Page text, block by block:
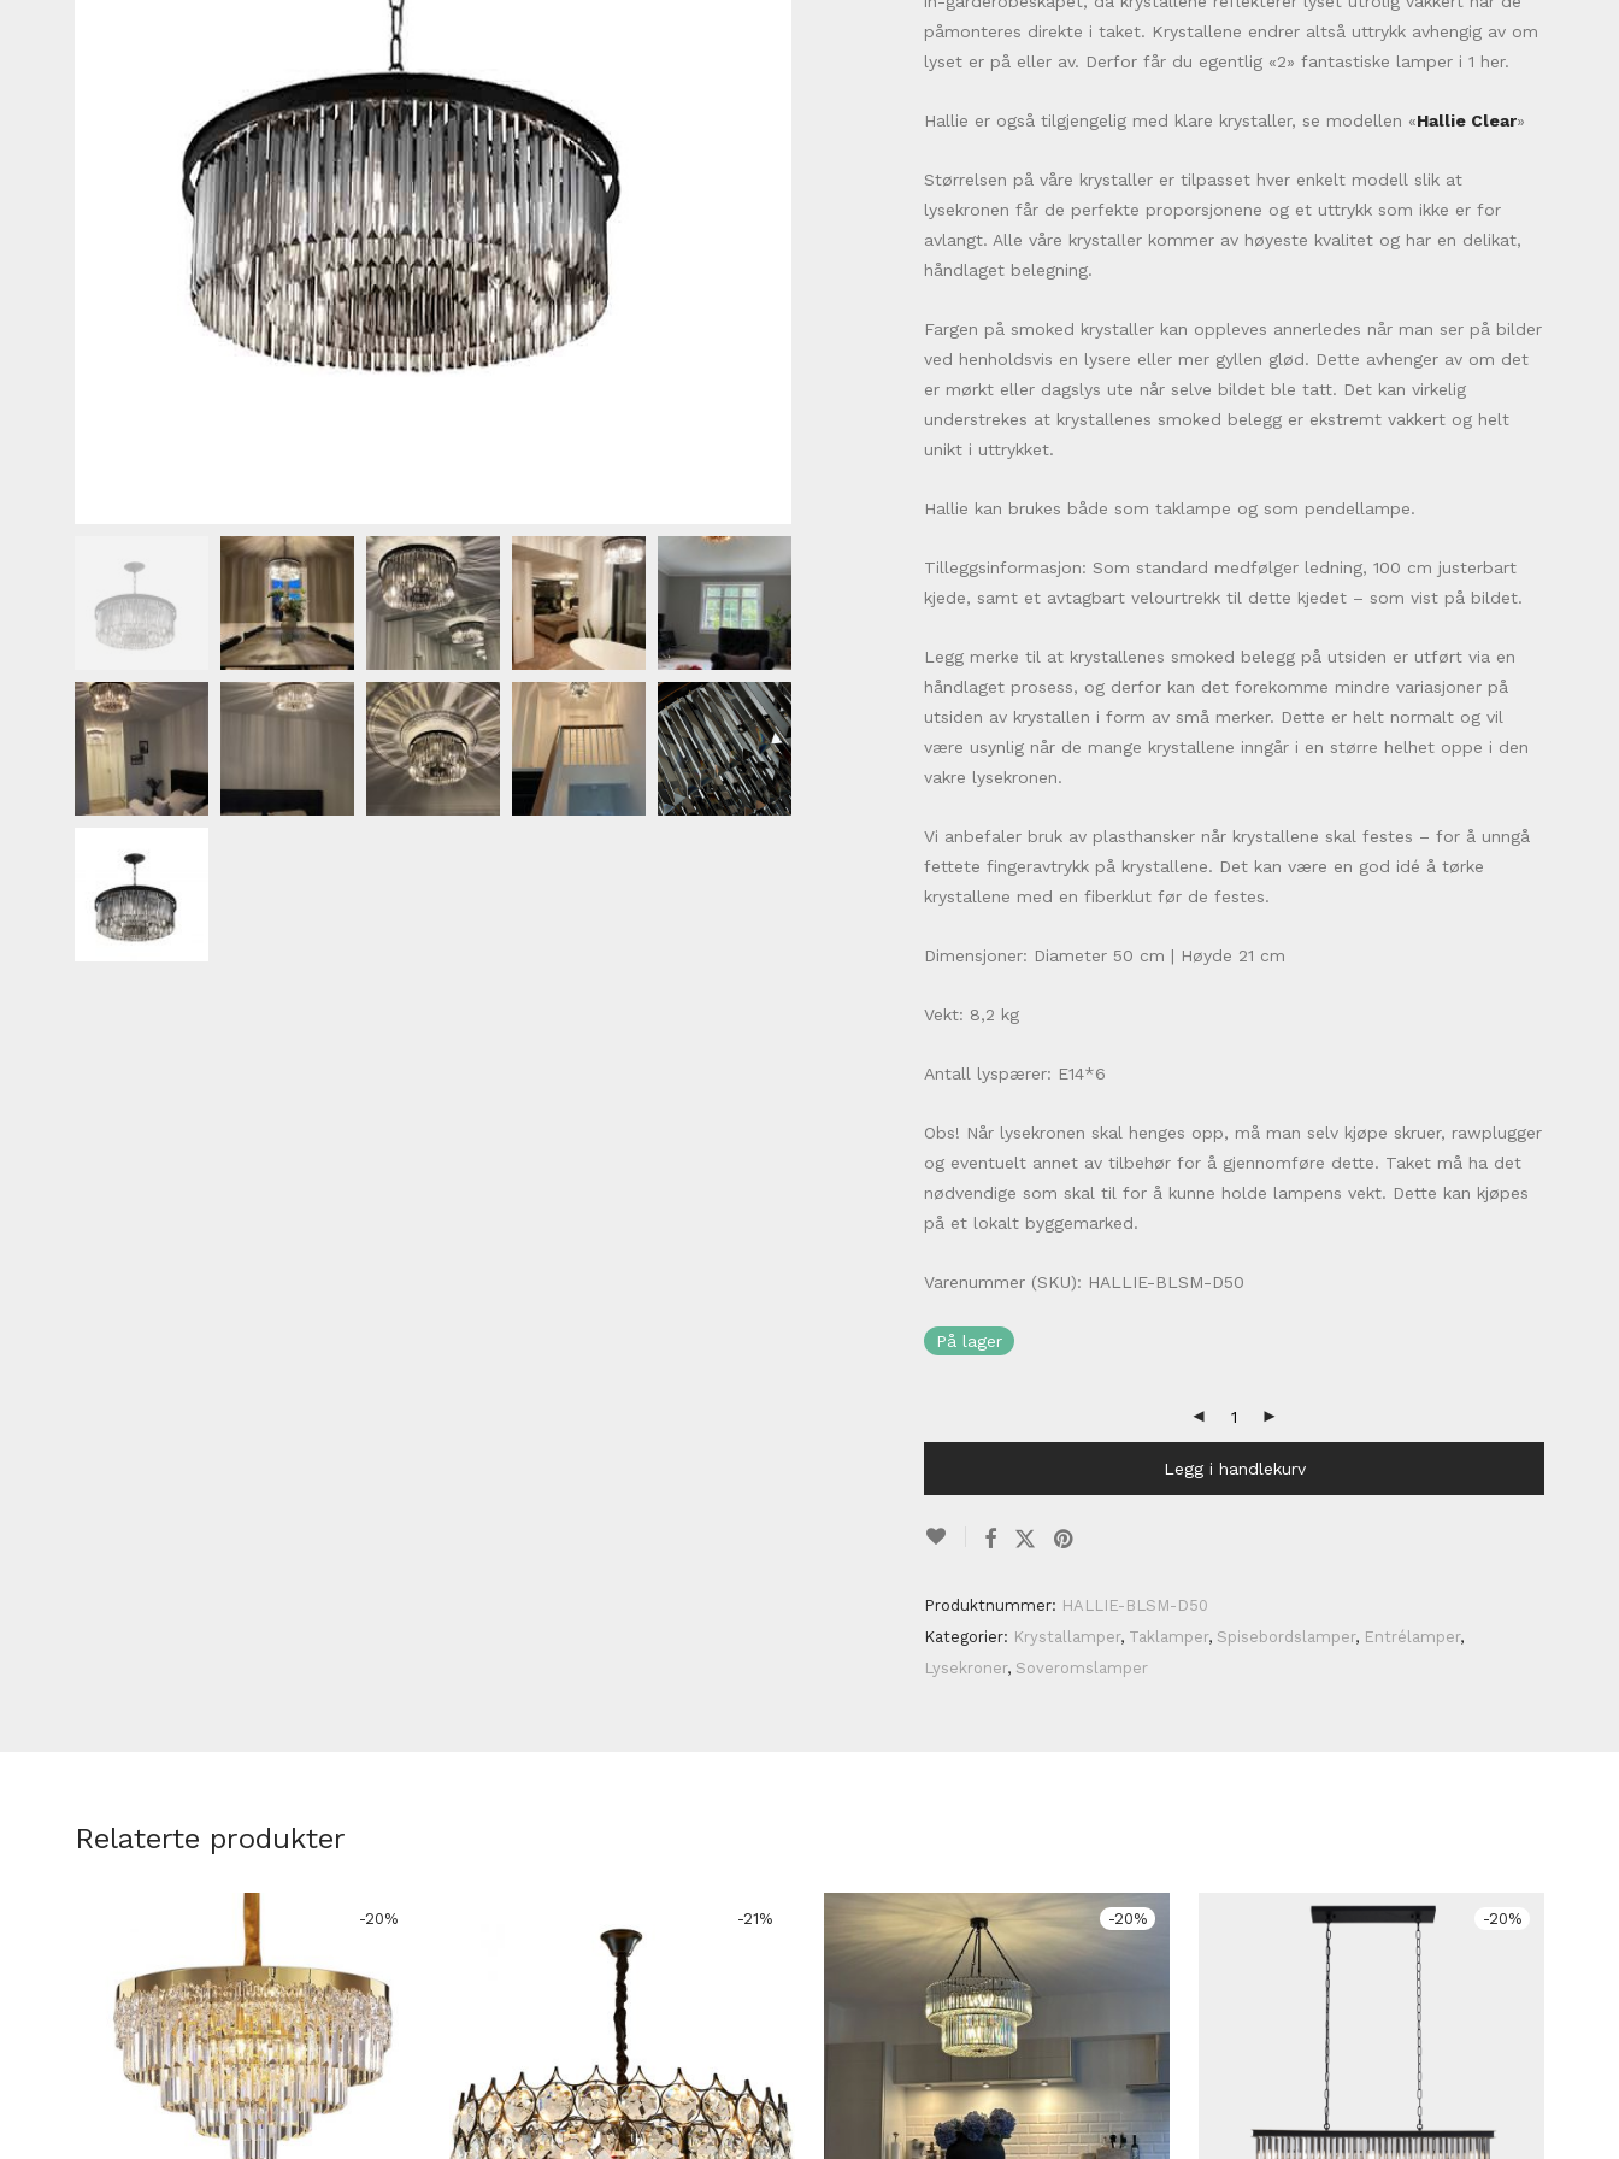
påmonteres direkte i taket. Krystallene endrer altså uttrykk avhengig av om
lyset er på eller av. Derfor får du egentlig «2» fantastiske lamper i 1 her.
Hallie er også tilgjengelig med klare krystaller, se modellen «Hallie Clear»
Størrelsen på våre krystaller er tilpasset hver enkelt modell slik at
lysekronen får de perfekte proporsjonene og et uttrykk som ikke er for
avlangt. Alle våre krystaller kommer av høyeste kvalitet og har en delikat,
håndlaget belegning.
Fargen på smoked krystaller kan oppleves annerledes når man ser på bilder
ved henholdsvis en lysere eller mer gyllen glød. Dette avhenger av om det
er mørkt eller dagslys ute når selve bildet ble tatt. Det kan virkelig
understrekes at krystallenes smoked belegg er ekstremt vakkert og helt
unikt i uttrykket.
Hallie kan brukes både som taklampe og som pendellampe.
Tilleggsinformasjon: Som standard medfølger ledning, 100 cm justerbart
kjede, samt et avtagbart velourtrekk til dette kjedet – som vist på bildet.
Legg merke til at krystallenes smoked belegg på utsiden er utført via en
håndlaget prosess, og derfor kan det forekomme mindre variasjoner på
utsiden av krystallen i form av små merker. Dette er helt normalt og vil
være usynlig når de mange krystallene inngår i en større helhet oppe i den
vakre lysekronen.
Vi anbefaler bruk av plasthansker når krystallene skal festes – for å unngå
fettete fingeravtrykk på krystallene. Det kan være en god idé å tørke
krystallene med en fiberklut før de festes.
Dimensjoner: Diameter 50 cm | Høyde 21 cm
Vekt: 8,2 kg
Antall lyspærer: E14*6
Obs! Når lysekronen skal henges opp, må man selv kjøpe skruer, rawplugger
og eventuelt annet av tilbehør for å gjennomføre dette. Taket må ha det
nødvendige som skal til for å kunne holde lampens vekt. Dette kan kjøpes
på et lokalt byggemarked.
Varenummer (SKU): HALLIE-BLSM-D50
På lager
Legg i handlekurv
Produktnummer: HALLIE-BLSM-D50
Kategorier: Krystallamper, Taklamper, Spisebordslamper, Entrélamper,
Lysekroner, Soveromslamper
Relaterte produkter
-20% -21% -20% -20%